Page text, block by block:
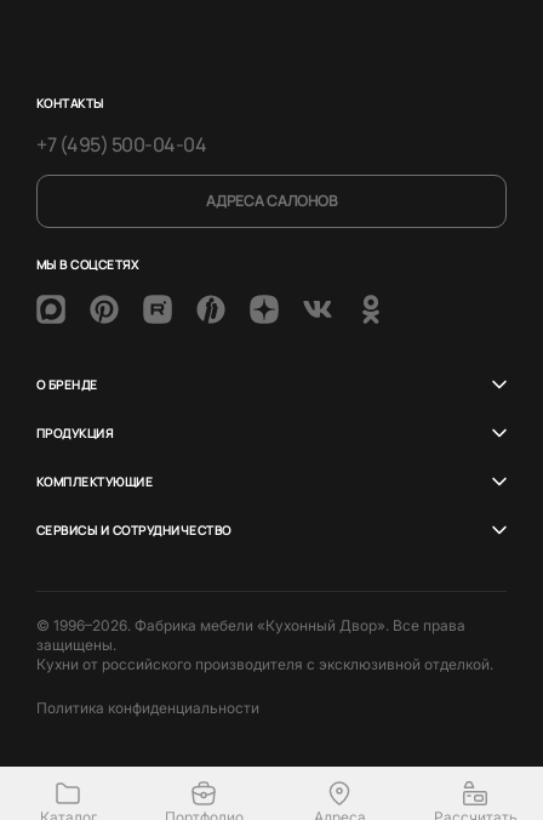
КОНТАКТЫ
+7 (495) 500-04-04
АДРЕСА САЛОНОВ
МЫ В СОЦСЕТЯХ
О БРЕНДЕ
ПРОДУКЦИЯ
КОМПЛЕКТУЮЩИЕ
СЕРВИСЫ И СОТРУДНИЧЕСТВО
© 1996–2026. Фабрика мебели «Кухонный Двор». Все права
защищены.
Кухни от российского производителя с эксклюзивной отделкой.
Политика конфиденциальности